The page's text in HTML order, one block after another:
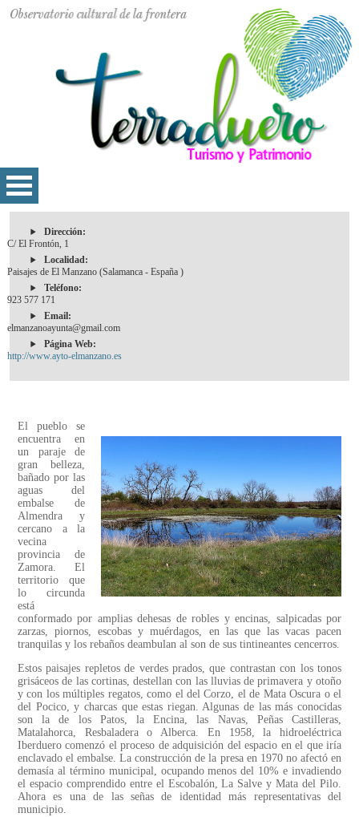
Dirección:
C/ El Frontón, 1
Localidad:
Paisajes de El Manzano (Salamanca - España )
Teléfono:
923 577 171
Email:
elmanzanoayunta@gmail.com
Página Web:
http://www.ayto-elmanzano.es
El pueblo se
encuentra en
un paraje de
gran belleza,
bañado por las
aguas del
embalse de
Almendra y
cercano a la
vecina
provincia de
Zamora. El
territorio que
lo circunda
está
conformado por amplias dehesas de robles y encinas, salpicadas por
zarzas, piornos, escobas y muérdagos, en las que las vacas pacen
tranquilas y los rebaños deambulan al son de sus tintineantes cencerros.
Estos paisajes repletos de verdes prados, que contrastan con los tonos
grisáceos de las cortinas, destellan con las lluvias de primavera y otoño
y con los múltiples regatos, como el del Corzo, el de Mata Oscura o el
del Pocico, y charcas que estas riegan. Algunas de las más conocidas
son la de los Patos, la Encina, las Navas, Peñas Castilleras,
Matalahorca, Resbaladera o Alberca. En 1958, la hidroeléctrica
Iberduero comenzó el proceso de adquisición del espacio en el que iría
enclavado el embalse. La construcción de la presa en 1970 no afectó en
demasía al término municipal, ocupando menos del 10% e invadiendo
el espacio comprendido entre el Escobalón, La Salve y Mata del Pilo.
Ahora es una de las señas de identidad más representativas del
municipio.